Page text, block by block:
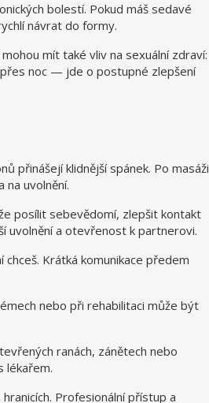
bolestí. Pokud máš sedavé
návrat do formy.
mít také vliv na sexuální zdraví:
noc — jde o postupné zlepšení
přinášejí klidnější spánek. Po masáži
uvolnění.
posílit sebevědomí, zlepšit kontakt
uvolnění a otevřenost k partnerovi.
Krátká komunikace předem
nebo při rehabilitaci může být
ranách, zánětech nebo
lékařem.
Profesionální přístup a